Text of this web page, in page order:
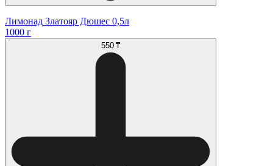
Лимонад Златояр Дюшес 0,5л
1000 г
550 ₸